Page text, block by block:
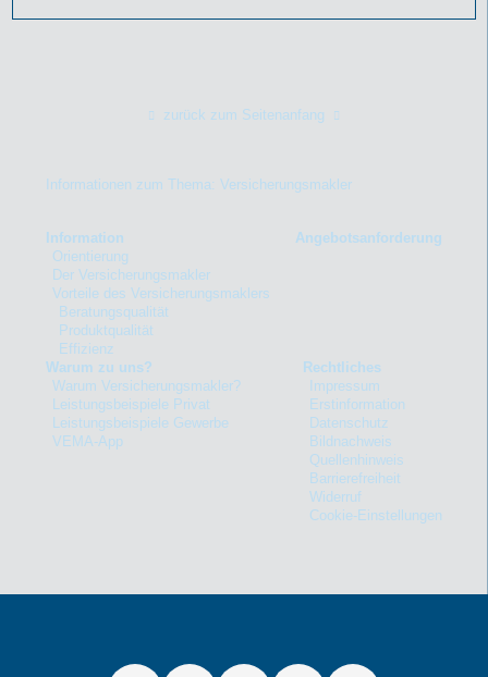
zurück zum Seitenanfang
Informationen zum Thema: Versicherungsmakler
Information
Orientierung
Der Versicherungsmakler
Vorteile des Versicherungsmaklers
Beratungsqualität
Produktqualität
Effizienz
Angebotsanforderung
Warum zu uns?
Warum Versicherungsmakler?
Leistungsbeispiele Privat
Leistungsbeispiele Gewerbe
VEMA-App
Rechtliches
Impressum
Erstinformation
Datenschutz
Bildnachweis
Quellenhinweis
Barrierefreiheit
Widerruf
Cookie-Einstellungen